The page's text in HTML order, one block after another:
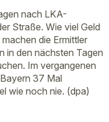
nach LKA-
Straße. Wie viel Geld
die Ermittler
in den nächsten Tagen
Im vergangenen
37 Mal
wie noch nie. (dpa)